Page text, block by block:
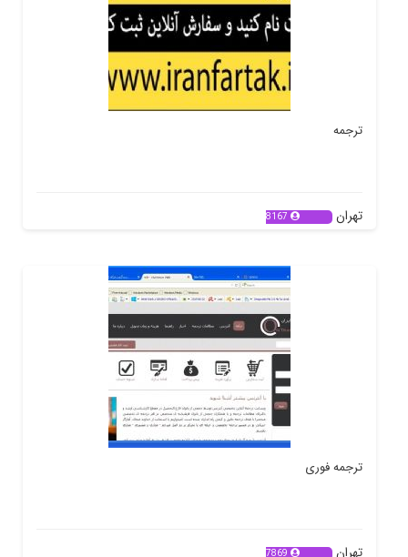
ترجمه
تهران 8167
ترجمه فوری
تهران 7869